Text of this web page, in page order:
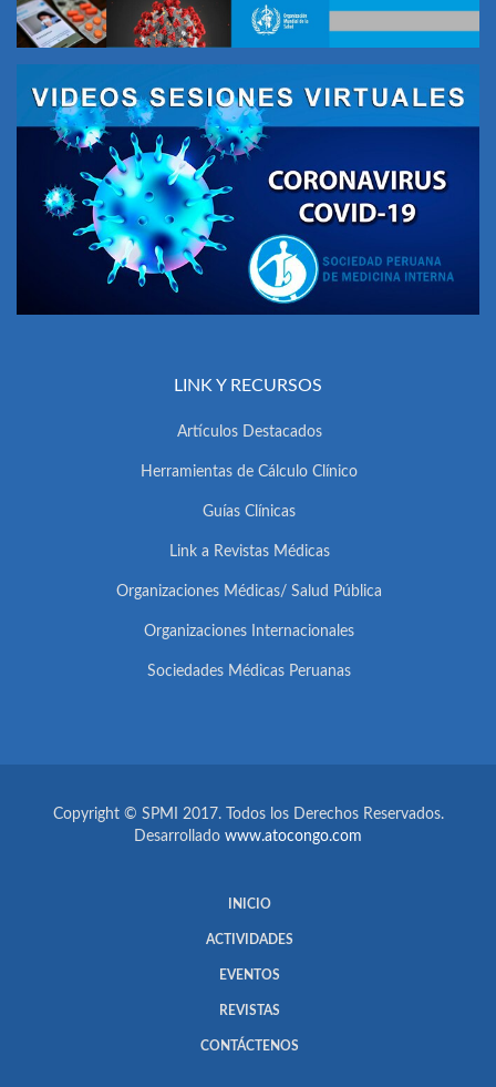
LINK Y RECURSOS
Artículos Destacados
Herramientas de Cálculo Clínico
Guías Clínicas
Link a Revistas Médicas
Organizaciones Médicas/ Salud Pública
Organizaciones Internacionales
Sociedades Médicas Peruanas
Copyright © SPMI 2017. Todos los Derechos Reservados.
Desarrollado www.atocongo.com
INICIO
ACTIVIDADES
EVENTOS
REVISTAS
CONTÁCTENOS